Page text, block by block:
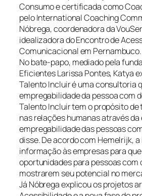
Consumo e certificada como
pelo International Coaching
Nóbrega, coordenadora da
idealizadora do Encontro de
Comunicacional em Pernambuco.
No bate-papo, mediado pela
Eficientes Larissa Pontes, Katya
Talento Incluir é uma consultoria
empregabilidade da pessoa com
Talento Incluir tem o propósito
nas relações humanas através da
empregabilidade das pessoas
disse. De acordo com Hemelrijk,
informação às empresas para
oportunidades para pessoas
mostrarem seu potencial no
Já Nóbrega explicou os projetos